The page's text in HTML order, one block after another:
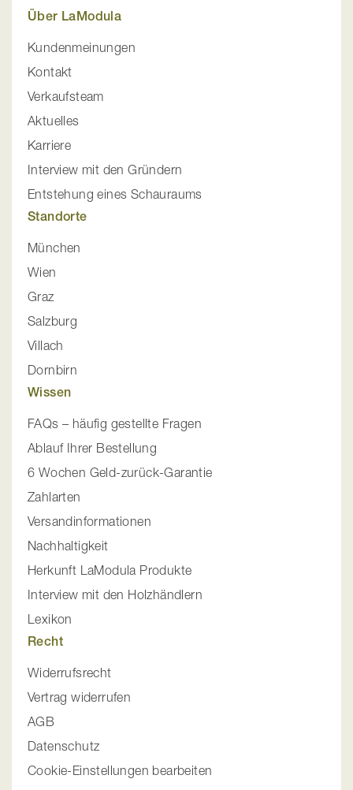
Über LaModula
Kundenmeinungen
Kontakt
Verkaufsteam
Aktuelles
Karriere
Interview mit den Gründern
Entstehung eines Schauraums
Standorte
München
Wien
Graz
Salzburg
Villach
Dornbirn
Wissen
FAQs – häufig gestellte Fragen
Ablauf Ihrer Bestellung
6 Wochen Geld-zurück-Garantie
Zahlarten
Versandinformationen
Nachhaltigkeit
Herkunft LaModula Produkte
Interview mit den Holzhändlern
Lexikon
Recht
Widerrufsrecht
Vertrag widerrufen
AGB
Datenschutz
Cookie-Einstellungen bearbeiten